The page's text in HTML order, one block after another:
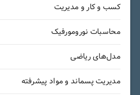
کسب و کار و مدیریت
محاسبات نورومورفیک
مدل‌های ریاضی
مدیریت پسماند و مواد پیشرفته